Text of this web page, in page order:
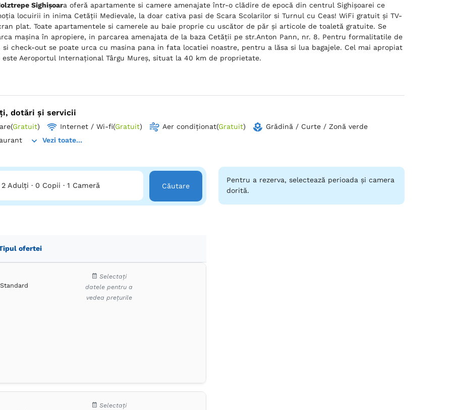
Sighișoara oferă apartamente si camere amenajate într-o clădire de epocă din centrul Sighișoarei ce
locuirii in inima Cetății Medievale, la doar cativa pasi de Scara Scolarilor si Turnul cu Ceas! WiFi gratuit și TV-
plat. Toate apartamentele si camerele au baie proprie cu uscător de păr și articole de toaletă gratuite. Se
mașina în apropiere, in parcarea amenajata de la baza Cetății pe str.Anton Pann, nr. 8. Pentru formalitatile de
si check-out se poate urca cu masina pana in fata locatiei noastre, pentru a lăsa si lua bagajele. Cel mai apropiat
este Aeroportul Internațional Târgu Mureș, situat la 40 km de proprietate.
dotări și servicii
(Gratuit) Internet / Wi-fi(Gratuit) Aer condiționat(Gratuit)
Grădină / Curte / Zonă verde
Vezi toate...
2 Adulți· 0 Copii ·1 Cameră Căutare
ofertei
Standard
Selectați
datele pentru a
vedea prețurile
Selectați
Pentru a rezerva, selectează perioada și camera
dorită.